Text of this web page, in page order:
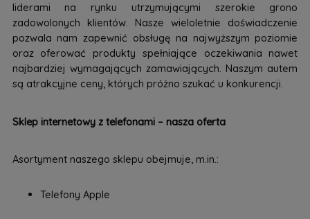
liderami na rynku utrzymującymi szerokie grono
zadowolonych klientów. Nasze wieloletnie doświadczenie
pozwala nam zapewnić obsługę na najwyższym poziomie
oraz oferować produkty spełniające oczekiwania nawet
najbardziej wymagających zamawiających. Naszym autem
są atrakcyjne ceny, których próżno szukać u konkurencji.
Sklep internetowy z telefonami – nasza oferta
Asortyment naszego sklepu obejmuje, m.in.:
Telefony Apple